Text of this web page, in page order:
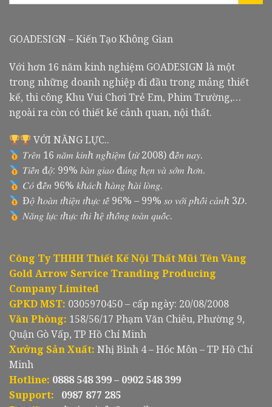
GOADESIGN – Kiến Tạo Không Gian
Với hơn 16 năm kinh nghiệm GOADESIGN là một
trong những doanh nghiệp đi đầu trong mảng thiết
kế, thi công Khu Vui Chơi Trẻ Em, Phim Trường,…
ngoài ra còn có thiết kế cảnh quan, nội thất.
VỚI NĂNG LỰC..
𝑇𝑟𝑒̂𝑛 16 𝑛𝑎̆𝑚 𝑘𝑖𝑛ℎ 𝑛𝑔ℎ𝑖𝑒̣̂𝑚 (𝑡𝑢̛̀ 2008) đ𝑒̂́𝑛 𝑛𝑎𝑦.
𝑇𝑖𝑒̂́𝑛 đ𝑜̣̂: 99% 𝑏𝑎̀𝑛 𝑔𝑖𝑎𝑜 đ𝑢́𝑛𝑔 ℎ𝑒̣𝑛 𝑣𝑎̀ 𝑠𝑜̛́𝑚 ℎ𝑜̛𝑛.
𝐶𝑜́ đ𝑒̂́𝑛 96% 𝑘ℎ𝑎́𝑐ℎ ℎ𝑎̀𝑛𝑔 ℎ𝑎̀𝑖 𝑙𝑜̀𝑛𝑔.
Đ𝑜̣̂ ℎ𝑜𝑎̀𝑛 𝑡ℎ𝑖𝑒̣̂𝑛 𝑡ℎ𝑢̛̣𝑐 𝑡𝑒̂́ 96% – 99% 𝑠𝑜 𝑣𝑜̛́𝑖 𝑝ℎ𝑜̂́𝑖 𝑐𝑎̉𝑛ℎ 3𝐷.
𝑁𝑎̆𝑛𝑔 𝑙𝑢̛̣𝑐 𝑡ℎ𝑢̛̣𝑐 𝑡ℎ𝑖 ℎ𝑒̣̂ 𝑡ℎ𝑜̂́𝑛𝑔 𝑡𝑜𝑎̀𝑛 𝑞𝑢𝑜̂́𝑐.
Công Ty THHH Thiết Kế Nội Thất Mũi Tên Vàng
Gold Arrow Service Tranding Producing
Company Limited
GPKD MST: 0305970450 – cấp ngày: 20/08/2008
Văn Phòng: 158/56/17 Phạm Văn Chiêu, Phường 9,
Quận Gò Vấp, TP Hồ Chí Minh
Xưởng Sản Xuất: Nhị Bình 4 – Hóc Môn – TP Hồ Chí
Minh
Hotline: 0888 548 399 – 0902 548 399
Support:
0987 877 285